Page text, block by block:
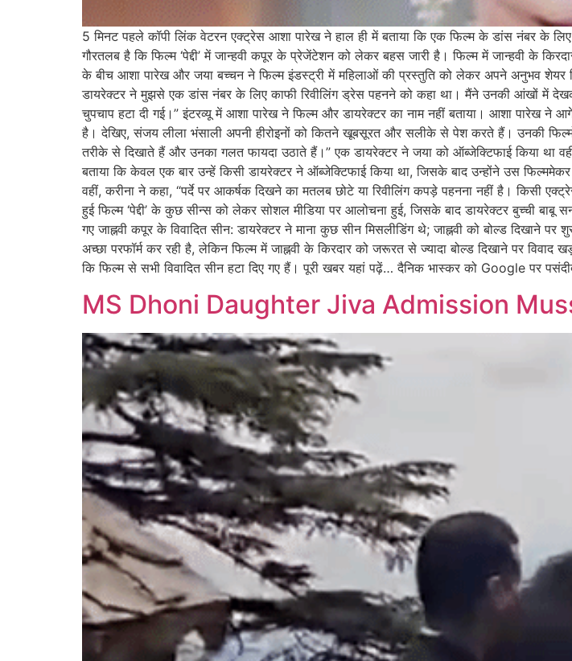
5 मिनट पहले कॉपी लिंक वेटरन एक्ट्रेस आशा पारेख ने हाल ही में बताया कि एक फिल्म के डांस नंबर के लिए
गौरतलब है कि फिल्म ‘पेद्दी’ में जान्हवी कपूर के प्रेजेंटेशन को लेकर बहस जारी है। फिल्म में जान्हवी के
के बीच आशा पारेख और जया बच्चन ने फिल्म इंडस्ट्री में महिलाओं की प्रस्तुति को लेकर अपने अनुभव शेयर
डायरेक्टर ने मुझसे एक डांस नंबर के लिए काफी रिवीलिंग ड्रेस पहनने को कहा था। मैंने उनकी आंखों में
चुपचाप हटा दी गई।” इंटरव्यू में आशा पारेख ने फिल्म और डायरेक्टर का नाम नहीं बताया। आशा पारेख
है। देखिए, संजय लीला भंसाली अपनी हीरोइनों को कितने खूबसूरत और सलीके से पेश करते हैं। उनकी
तरीके से दिखाते हैं और उनका गलत फायदा उठाते हैं।” एक डायरेक्टर ने जया को ऑब्जेक्टिफाई किया था
बताया कि केवल एक बार उन्हें किसी डायरेक्टर ने ऑब्जेक्टिफाई किया था, जिसके बाद उन्होंने उस
वहीं, करीना ने कहा, “पर्दे पर आकर्षक दिखने का मतलब छोटे या रिवीलिंग कपड़े पहनना नहीं है। किसी
हुई फिल्म ‘पेद्दी’ के कुछ सीन्स को लेकर सोशल मीडिया पर आलोचना हुई, जिसके बाद डायरेक्टर बुच्ची बाबू
गए जाह्नवी कपूर के विवादित सीन: डायरेक्टर ने माना कुछ सीन मिसलीडिंग थे; जाह्नवी को बोल्ड दिखाने
अच्छा परफॉर्म कर रही है, लेकिन फिल्म में जाह्नवी के किरदार को जरूरत से ज्यादा बोल्ड दिखाने पर विवाद
कि फिल्म से सभी विवादित सीन हटा दिए गए हैं। पूरी खबर यहां पढ़ें… दैनिक भास्कर को Google पर
MS Dhoni Daughter Jiva Admission